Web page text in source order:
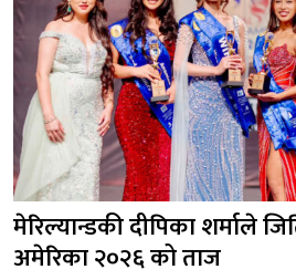
मेरिल्यान्डकी दीपिका शर्माले
अमेरिका २०२६ को ताज